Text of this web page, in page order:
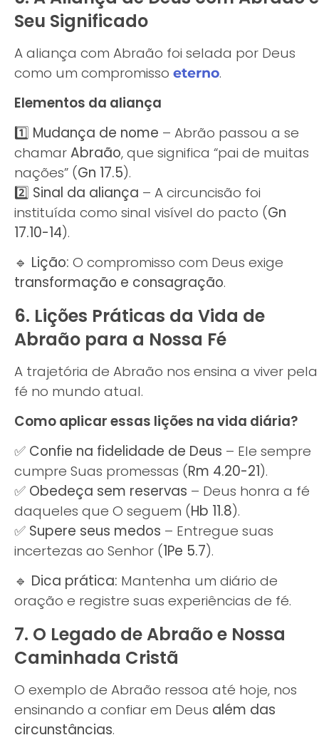
Seu Significado
A aliança com Abraão foi selada por Deus
como um compromisso eterno.
Elementos da aliança
1️⃣ Mudança de nome – Abrão passou a se
chamarAbraão, que significa “pai de muitas
nações” (Gn 17.5).
2️⃣ Sinal da aliança – A circuncisão foi
instituída como sinal visível do pacto (Gn
17.10-14).
🔹 Lição: O compromisso com Deus exige
transformação e consagração.
6. Lições Práticas da Vida de
Abraão para a Nossa Fé
A trajetória de Abraão nos ensina a viver pela
fé no mundo atual.
Como aplicar essas lições na vida diária?
✅ Confie na fidelidade de Deus – Ele sempre
cumpre Suas promessas (Rm 4.20-21).
✅ Obedeça sem reservas – Deus honra a fé
daqueles que O seguem (Hb 11.8).
✅ Supere seus medos – Entregue suas
incertezas ao Senhor (1Pe 5.7).
🔹 Dica prática: Mantenha um diário de
oração e registre suas experiências de fé.
7. O Legado de Abraão e Nossa
Caminhada Cristã
O exemplo de Abraão ressoa até hoje, nos
ensinando a confiar em Deus além das
circunstâncias.